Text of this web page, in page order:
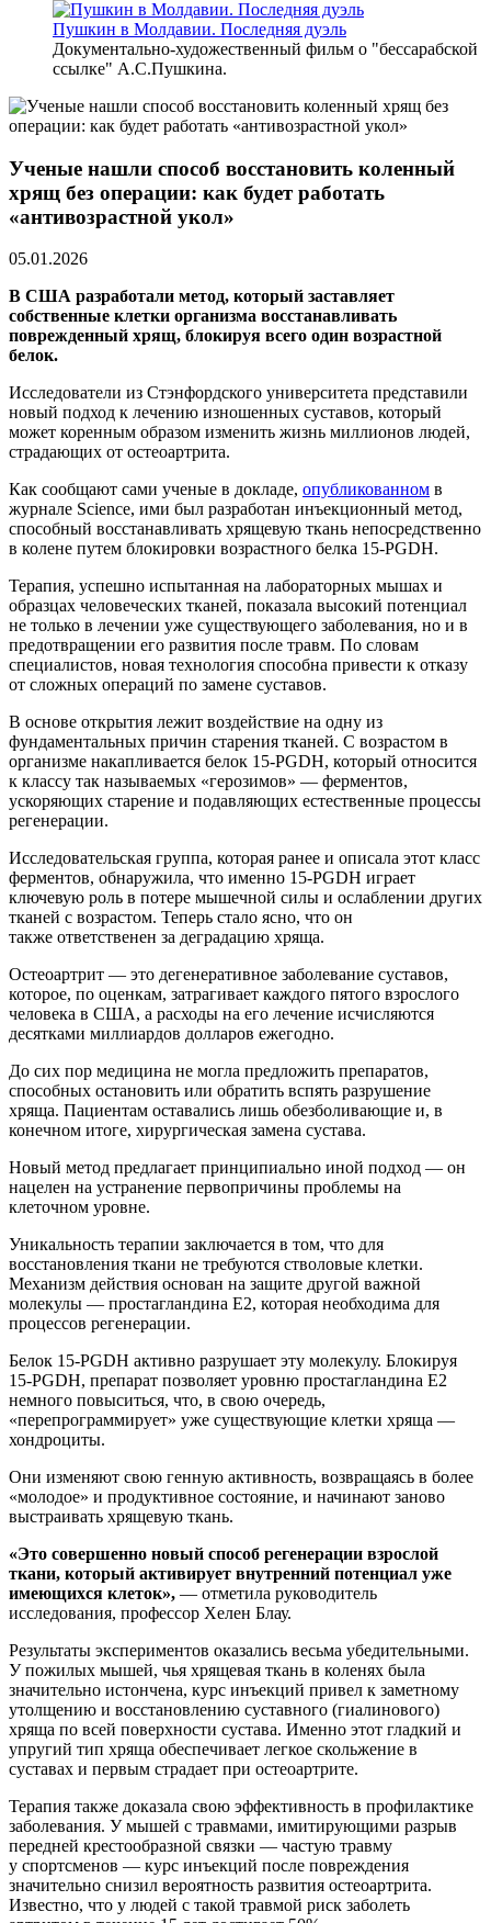
Пушкин в Молдавии. Последняя дуэль
Документально-художественный фильм о "бессарабской
ссылке" А.С.Пушкина.
Ученые нашли способ восстановить коленный
хрящ без операции: как будет работать
«антивозрастной укол»
05.01.2026
В США разработали метод, который заставляет
собственные клетки организма восстанавливать
поврежденный хрящ, блокируя всего один возрастной
белок.
Исследователи из Стэнфордского университета представили
новый подход к лечению изношенных суставов, который
может коренным образом изменить жизнь миллионов людей,
страдающих от остеоартрита.
Как сообщают сами ученые в докладе, опубликованном в
журнале Science, ими был разработан инъекционный метод,
способный восстанавливать хрящевую ткань непосредственно
в колене путем блокировки возрастного белка 15-PGDH.
Терапия, успешно испытанная на лабораторных мышах и
образцах человеческих тканей, показала высокий потенциал
не только в лечении уже существующего заболевания, но и в
предотвращении его развития после травм. По словам
специалистов, новая технология способна привести к отказу
от сложных операций по замене суставов.
В основе открытия лежит воздействие на одну из
фундаментальных причин старения тканей. С возрастом в
организме накапливается белок 15-PGDH, который относится
к классу так называемых «герозимов» — ферментов,
ускоряющих старение и подавляющих естественные процессы
регенерации.
Исследовательская группа, которая ранее и описала этот класс
ферментов, обнаружила, что именно 15-PGDH играет
ключевую роль в потере мышечной силы и ослаблении других
тканей с возрастом. Теперь стало ясно, что он
также ответственен за деградацию хряща.
Остеоартрит — это дегенеративное заболевание суставов,
которое, по оценкам, затрагивает каждого пятого взрослого
человека в США, а расходы на его лечение исчисляются
десятками миллиардов долларов ежегодно.
До сих пор медицина не могла предложить препаратов,
способных остановить или обратить вспять разрушение
хряща. Пациентам оставались лишь обезболивающие и, в
конечном итоге, хирургическая замена сустава.
Новый метод предлагает принципиально иной подход — он
нацелен на устранение первопричины проблемы на
клеточном уровне.
Уникальность терапии заключается в том, что для
восстановления ткани не требуются стволовые клетки.
Механизм действия основан на защите другой важной
молекулы — простагландина Е2, которая необходима для
процессов регенерации.
Белок 15-PGDH активно разрушает эту молекулу. Блокируя
15-PGDH, препарат позволяет уровню простагландина Е2
немного повыситься, что, в свою очередь,
«перепрограммирует» уже существующие клетки хряща —
хондроциты.
Они изменяют свою генную активность, возвращаясь в более
«молодое» и продуктивное состояние, и начинают заново
выстраивать хрящевую ткань.
«Это совершенно новый способ регенерации взрослой
ткани, который активирует внутренний потенциал уже
имеющихся клеток», — отметила руководитель
исследования, профессор Хелен Блау.
Результаты экспериментов оказались весьма убедительными.
У пожилых мышей, чья хрящевая ткань в коленях была
значительно истончена, курс инъекций привел к заметному
утолщению и восстановлению суставного (гиалинового)
хряща по всей поверхности сустава. Именно этот гладкий и
упругий тип хряща обеспечивает легкое скольжение в
суставах и первым страдает при остеоартрите.
Терапия также доказала свою эффективность в профилактике
заболевания. У мышей с травмами, имитирующими разрыв
передней крестообразной связки — частую травму
у спортсменов — курс инъекций после повреждения
значительно снизил вероятность развития остеоартрита.
Известно, что у людей с такой травмой риск заболеть